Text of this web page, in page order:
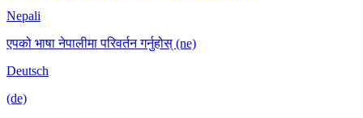
Nepali
एपको भाषा नेपालीमा परिवर्तन गर्नुहोस् (ne)
Deutsch
(de)